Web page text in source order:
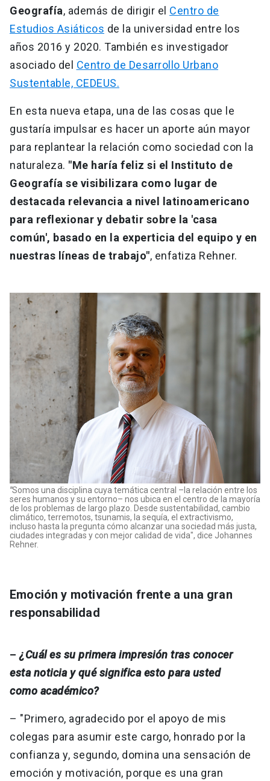
Geografía, además de dirigir el Centro de
Estudios Asiáticos de la universidad entre los
años 2016 y 2020. También es investigador
asociado del Centro de Desarrollo Urbano
Sustentable, CEDEUS.
En esta nueva etapa, una de las cosas que le
gustaría impulsar es hacer un aporte aún mayor
para replantear la relación como sociedad con la
naturaleza. "Me haría feliz si el Instituto de
Geografía se visibilizara como lugar de
destacada relevancia a nivel latinoamericano
para reflexionar y debatir sobre la 'casa
común', basado en la experticia del equipo y en
nuestras líneas de trabajo", enfatiza Rehner.
"Somos una disciplina cuya temática central –la relación entre los
seres humanos y su entorno– nos ubica en el centro de la mayoría
de los problemas de largo plazo. Desde sustentabilidad, cambio
climático, terremotos, tsunamis, la sequía, el extractivismo,
incluso hasta la pregunta cómo alcanzar una sociedad más justa,
ciudades integradas y con mejor calidad de vida", dice Johannes
Rehner.
Emoción y motivación frente a una gran
responsabilidad
– ¿Cuál es su primera impresión tras conocer
esta noticia y qué significa esto para usted
como académico?
– "Primero, agradecido por el apoyo de mis
colegas para asumir este cargo, honrado por la
confianza y, segundo, domina una sensación de
emoción y motivación, porque es una gran